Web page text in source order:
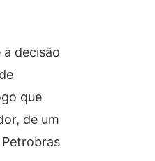
decisão
que
de um